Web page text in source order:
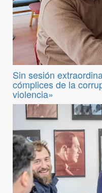
Sin sesión
cómplices de la
violencia»